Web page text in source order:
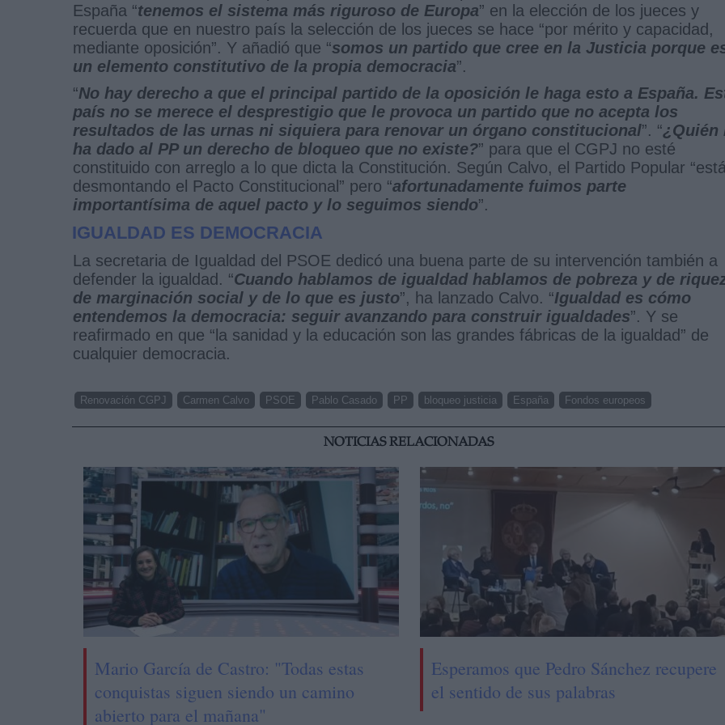
España “tenemos el sistema más riguroso de Europa” en la elección de los jueces y
recuerda que en nuestro país la selección de los jueces se hace “por mérito y capacidad,
mediante oposición”. Y añadió que “somos un partido que cree en la Justicia porque
un elemento constitutivo de la propia democracia”.
“No hay derecho a que el principal partido de la oposición le haga esto a España.
país no se merece el desprestigio que le provoca un partido que no acepta los
resultados de las urnas ni siquiera para renovar un órgano constitucional”. “¿Quién
ha dado al PP un derecho de bloqueo que no existe?” para que el CGPJ no esté
constituido con arreglo a lo que dicta la Constitución. Según Calvo, el Partido Popular
desmontando el Pacto Constitucional” pero “afortunadamente fuimos parte
importantísima de aquel pacto y lo seguimos siendo”.
IGUALDAD ES DEMOCRACIA
La secretaria de Igualdad del PSOE dedicó una buena parte de su intervención también a
defender la igualdad. “Cuando hablamos de igualdad hablamos de pobreza y de
de marginación social y de lo que es justo”, ha lanzado Calvo. “Igualdad es cómo
entendemos la democracia: seguir avanzando para construir igualdades”. Y se
reafirmado en que “la sanidad y la educación son las grandes fábricas de la igualdad” de
cualquier democracia.
Renovación CGPJ Carmen Calvo PSOE Pablo Casado PP bloqueo justicia España Fondos europeos
NOTICIAS RELACIONADAS
Mario García de Castro: "Todas estas
conquistas siguen siendo un camino
abierto para el mañana"
Esperamos que Pedro Sánchez recupere
el sentido de sus palabras